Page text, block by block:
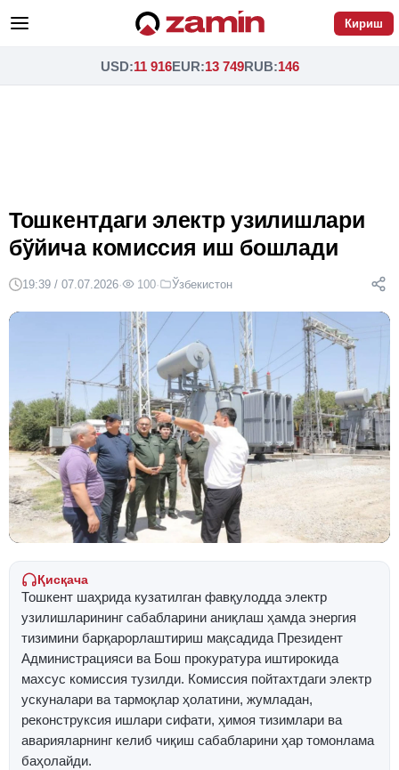
Кириш
USD:11 916EUR:13 749RUB:146
Тошкентдаги электр узилишлари
бўйича комиссия иш бошлади
19:39 / 07.07.2026· 100· Ўзбекистон
Қисқача
Тошкент шаҳрида кузатилган фавқулодда электр
узилишларининг сабабларини аниқлаш ҳамда энергия
тизимини барқарорлаштириш мақсадида Президент
Администрацияси ва Бош прокуратура иштирокида
махсус комиссия тузилди. Комиссия пойтахтдаги электр
ускуналари ва тармоқлар ҳолатини, жумладан,
реконструксия ишлари сифати, ҳимоя тизимлари ва
аварияларнинг келиб чиқиш сабабларини ҳар томонлама
баҳолайди.